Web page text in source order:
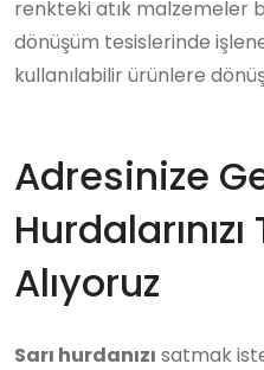
renkteki atık malzemeler
dönüşüm tesislerinde
kullanılabilir ürünlere
Adresinize
Alıyoruz
Sarı hurdanızı satmak